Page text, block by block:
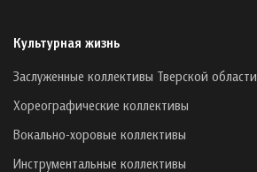
Культурная жизнь
Заслуженные коллективы Тверской области
Хореографические коллективы
Вокально-хоровые коллективы
Инструментальные коллективы